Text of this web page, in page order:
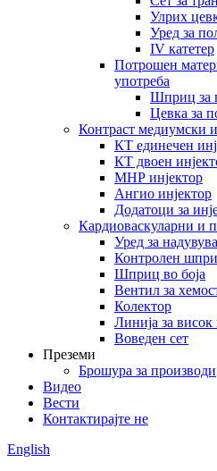
Улрих
Уред за
IV катетер
Потрошен
употреба
Шприц за
Цевка за
Контраст медиумски
КТ единечен
КТ двоен
МНР инјектор
Ангио инјектор
Додатоци за
Кардиоваскуларни и
Уред за
Контролен
Шприц во боја
Вентил за
Колектор
Линија за
Воведен сет
Преземи
Брошура за производи
Видео
Вести
Контактирајте не
English